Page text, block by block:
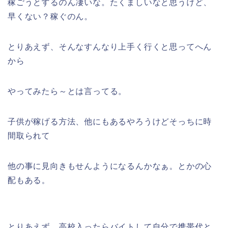
稼ごうとするのん凄いな。たくましいなと思うけど、
早くない？稼ぐのん。
とりあえず、そんなすんなり上手く行くと思ってへん
から
やってみたら～とは言ってる。
子供が稼げる方法、他にもあるやろうけどそっちに時
間取られて
他の事に見向きもせんようになるんかなぁ。とかの心
配もある。